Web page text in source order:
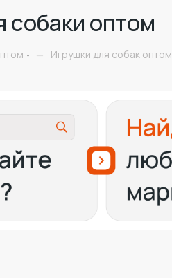
собаки оптом
— Игрушки для собак оптом